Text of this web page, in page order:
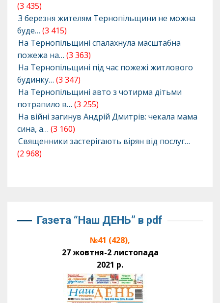
(3 435)
З березня жителям Тернопільщини не можна
буде… (3 415)
На Тернопільщині спалахнула масштабна
пожежа на… (3 363)
На Тернопільщині під час пожежі житлового
будинку… (3 347)
На Тернопільщині авто з чотирма дітьми
потрапило в… (3 255)
На війні загинув Андрій Дмитрів: чекала мама
сина, а… (3 160)
Священники застерігають вірян від послуг…
(2 968)
Газета “Наш ДЕНЬ” в pdf
№41 (428),
27 жовтня-2 листопада
2021 р.